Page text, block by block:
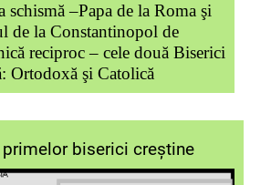
schismă –Papa de la Roma şi
de la Constantinopol de
reciproc – cele două Biserici
Ortodoxă şi Catolică
primelor biserici creștine